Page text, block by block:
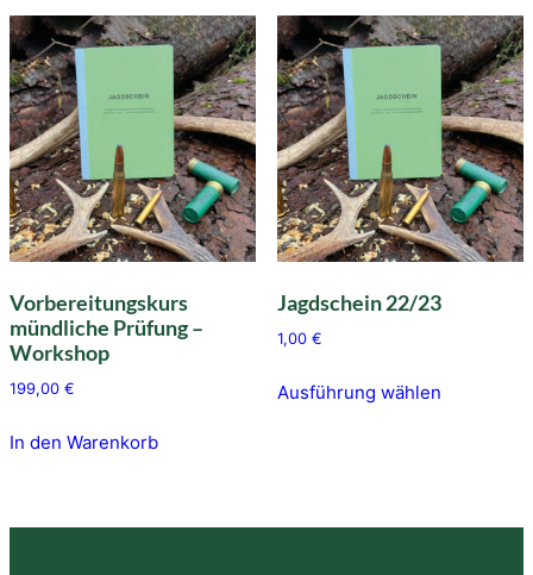
Vorbereitungskurs
mündliche Prüfung –
Workshop
199,00 €
In den Warenkorb
Jagdschein 22/23
1,00 €
Ausführung wählenProdukt